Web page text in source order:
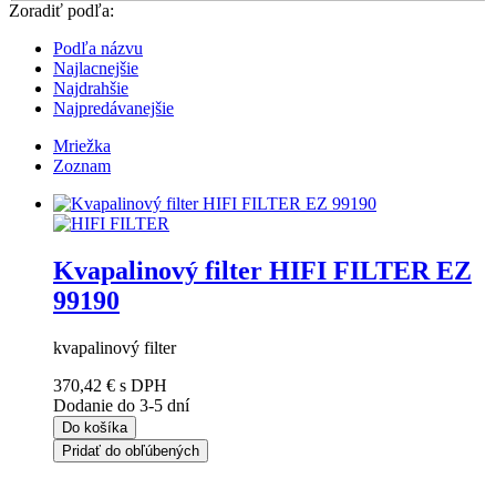
Zoradiť podľa:
Podľa názvu
Najlacnejšie
Najdrahšie
Najpredávanejšie
Mriežka
Zoznam
Kvapalinový filter HIFI FILTER EZ
99190
kvapalinový filter
370,42 € s DPH
Dodanie do 3-5 dní
Do košíka
Pridať do obľúbených